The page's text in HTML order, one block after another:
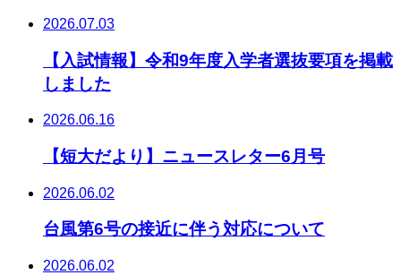
2026.07.03
【入試情報】令和9年度入学者選抜要項を掲載
しました
2026.06.16
【短大だより】ニュースレター6月号
2026.06.02
台風第6号の接近に伴う対応について
2026.06.02